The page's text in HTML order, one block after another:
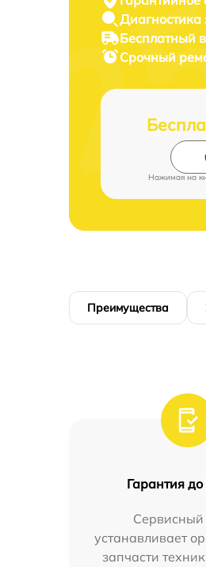
Диагностика
Бесплатный
Срочный
Нажимая на
Преимущества
Гарантия до
Сервисный
устанавливает
запчасти